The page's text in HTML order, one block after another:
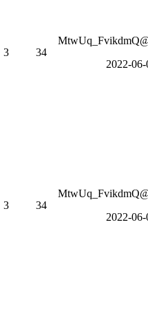
3 34
2022-06-
3 34
2022-06-